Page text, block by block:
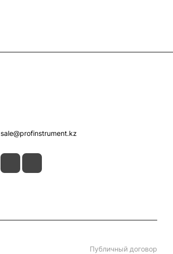
sale@profinstrument.kz
Публичный договор